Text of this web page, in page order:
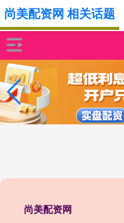
尚美配资网
尚美配资网 相关话题